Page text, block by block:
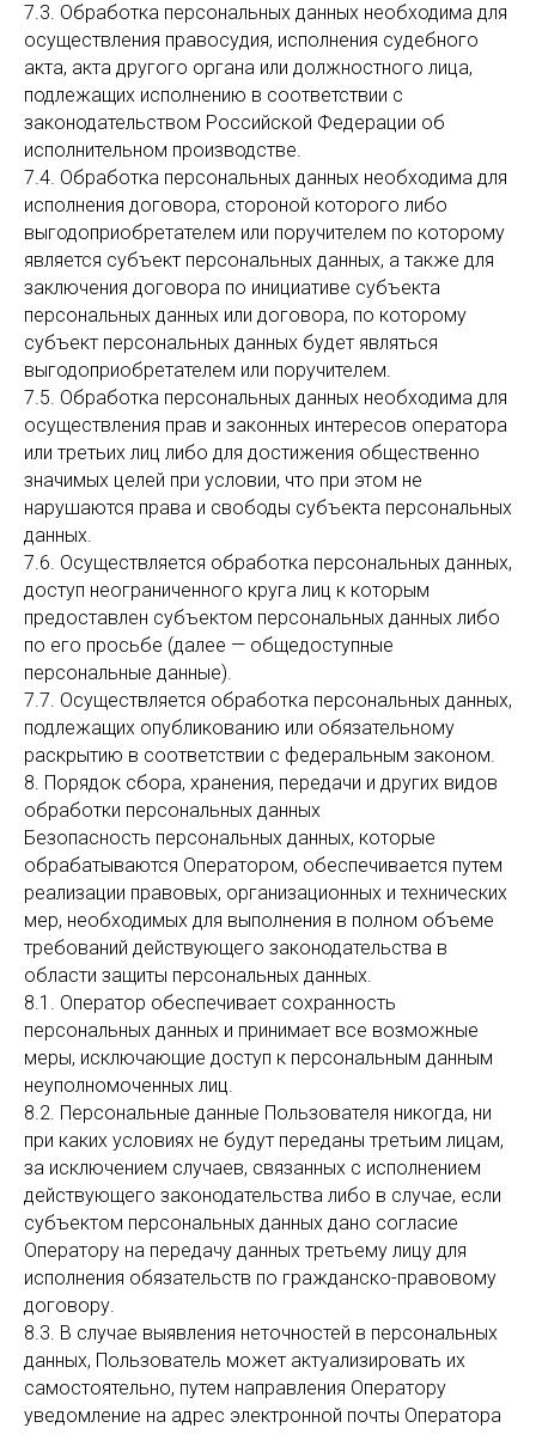
7.3. Обработка персональных данных необходима для
осуществления правосудия, исполнения судебного
акта, акта другого органа или должностного лица,
подлежащих исполнению в соответствии с
законодательством Российской Федерации об
исполнительном производстве.
7.4. Обработка персональных данных необходима для
исполнения договора, стороной которого либо
выгодоприобретателем или поручителем по которому
является субъект персональных данных, а также для
заключения договора по инициативе субъекта
персональных данных или договора, по которому
субъект персональных данных будет являться
выгодоприобретателем или поручителем.
7.5. Обработка персональных данных необходима для
осуществления прав и законных интересов оператора
или третьих лиц либо для достижения общественно
значимых целей при условии, что при этом не
нарушаются права и свободы субъекта персональных
данных.
7.6. Осуществляется обработка персональных данных,
доступ неограниченного круга лиц к которым
предоставлен субъектом персональных данных либо
по его просьбе (далее — общедоступные
персональные данные).
7.7. Осуществляется обработка персональных данных,
подлежащих опубликованию или обязательному
раскрытию в соответствии с федеральным законом.
8. Порядок сбора, хранения, передачи и других видов
обработки персональных данных
Безопасность персональных данных, которые
обрабатываются Оператором, обеспечивается путем
реализации правовых, организационных и технических
мер, необходимых для выполнения в полном объеме
требований действующего законодательства в
области защиты персональных данных.
8.1. Оператор обеспечивает сохранность
персональных данных и принимает все возможные
меры, исключающие доступ к персональным данным
неуполномоченных лиц.
8.2. Персональные данные Пользователя никогда, ни
при каких условиях не будут переданы третьим лицам,
за исключением случаев, связанных с исполнением
действующего законодательства либо в случае, если
субъектом персональных данных дано согласие
Оператору на передачу данных третьему лицу для
исполнения обязательств по гражданско-правовому
договору.
8.3. В случае выявления неточностей в персональных
данных, Пользователь может актуализировать их
самостоятельно, путем направления Оператору
уведомление на адрес электронной почты Оператора